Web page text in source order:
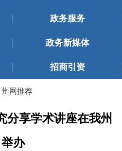
政务服务
政务新媒体
招商引资
州网推荐
分享学术讲座在我州
举办